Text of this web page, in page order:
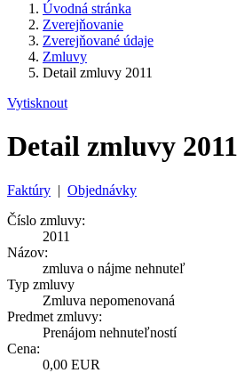
Úvodná stránka
Zverejňovanie
Zverejňované údaje
Zmluvy
Detail zmluvy 2011
Vytisknout
Detail zmluvy 2011
Faktúry | Objednávky
Číslo zmluvy:
2011
Názov:
zmluva o nájme nehnuteľ
Typ zmluvy
Zmluva nepomenovaná
Predmet zmluvy:
Prenájom nehnuteľností
Cena:
0,00 EUR